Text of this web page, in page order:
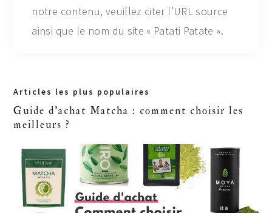
notre contenu, veuillez citer l’URL source
ainsi que le nom du site « Patati Patate ».
Primary
Sidebar
Articles les plus populaires
Guide d'achat Matcha : comment choisir les
meilleurs ?